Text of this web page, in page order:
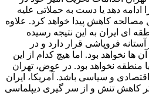
ادامه دهد یا دست به حملاتی علیه
مصالحه کاهش پیدا خواهد کرد. علاوه
ای ایران به این نتیجه رسیده
فروپاشی قرار دارد و در
ها نخواهد بود. اما هیچ کدام از این
منطقه نخواهد بود. در عوض، تهران
و سیاسی باشد. آمریکا، ایران
کاهش تنش و از سر گیری دیپلماسی